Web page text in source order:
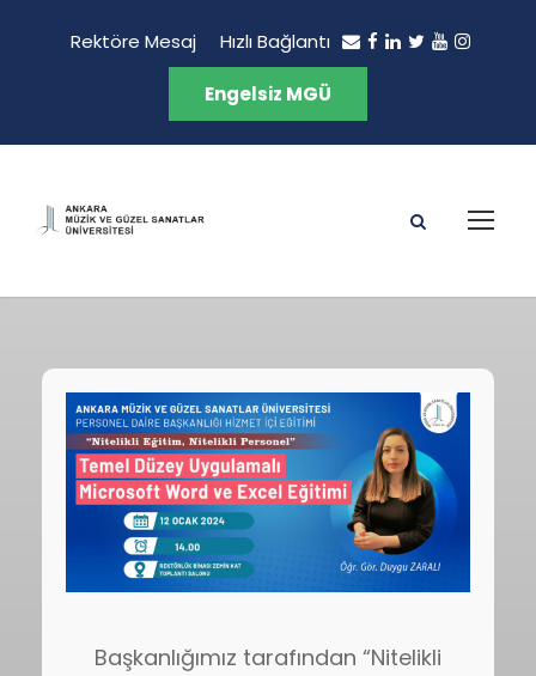
Rektöre Mesaj Hızlı Bağlantı
Engelsiz MGÜ
Başkanlığımız tarafından “Nitelikli